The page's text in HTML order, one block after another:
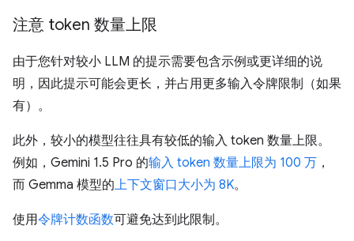
注意 token 数量上限
由于您针对较小 LLM 的提示需要包含示例或更详细的说
明，因此提示可能会更长，并占用更多输入令牌限制（如果
有）。
此外，较小的模型往往具有较低的输入 token 数量上限。
例如，Gemini 1.5 Pro 的输入 token 数量上限为 100 万 ，
而 Gemma 模型的上下文窗口大小为 8K。
使用令牌计数函数可避免达到此限制。